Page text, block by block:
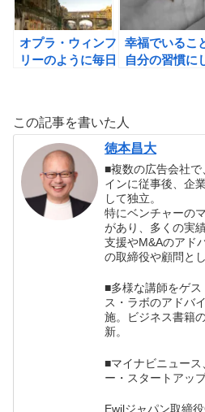
オプラ・ウィンフ
リーのように毎日
幸福でいるこ
自分の習慣に
この記事を書いた人
徳本昌大
■複数の広告会社
インに従事後、企
して独立。
特にベンチャーの
があり、多くの実
支援やM&Aのアド
の取締役や顧問と
■多様な講師をゲ
ス・ラボのアドバ
施。ビジネス書籍
新。
■マイナビニュー
ー・スタートアッ
Ewilジャパン取締